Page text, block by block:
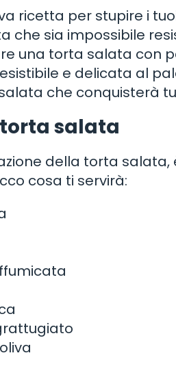
ricetta per stupire i
sia impossibile
una torta salata con
e delicata al
che conquisterà
salata
della torta
cosa ti servirà: